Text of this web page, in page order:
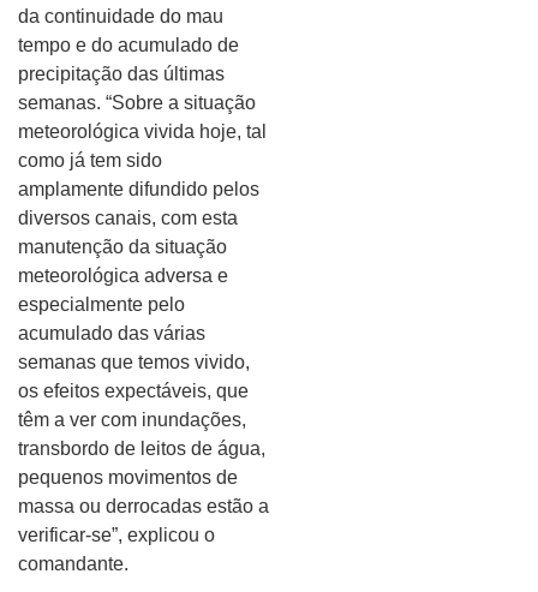
da continuidade do mau
tempo e do acumulado de
precipitação das últimas
semanas. “Sobre a situação
meteorológica vivida hoje, tal
como já tem sido
amplamente difundido pelos
diversos canais, com esta
manutenção da situação
meteorológica adversa e
especialmente pelo
acumulado das várias
semanas que temos vivido,
os efeitos expectáveis, que
têm a ver com inundações,
transbordo de leitos de água,
pequenos movimentos de
massa ou derrocadas estão a
verificar-se”, explicou o
comandante.